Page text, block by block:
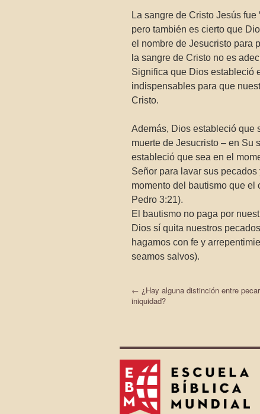
La sangre de Cristo Jesús
pero también es cierto que
el nombre de Jesucristo para
la sangre de Cristo no es
Significa que Dios estableció
indispensables para que
Cristo.
Además, Dios estableció que
muerte de Jesucristo – en Su
estableció que sea en el
Señor para lavar sus
momento del bautismo que el
Pedro 3:21).
El bautismo no paga por
Dios sí quita nuestros
hagamos con fe y
seamos salvos).
← ¿Hay alguna distinción entre
iniquidad?